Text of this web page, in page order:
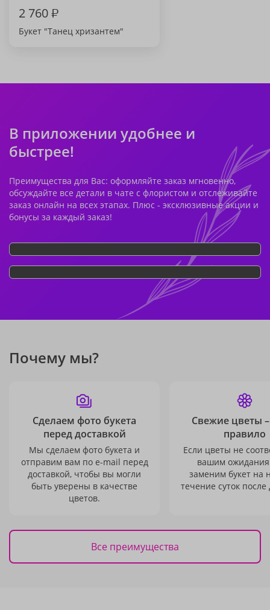
2 760₽
Букет "Танец хризантем"
В приложении удобнее и
быстрее!
Преимущества для Вас: оформляйте заказ мгновенно,
обсуждайте все детали в чате с флористом и отслеживайте
заказ онлайн на всех этапах. Плюс - эксклюзивные акции и
бонусы за каждый заказ!
Почему мы?
Сделаем фото букета
перед доставкой
Мы сделаем фото букета и
отправим вам по e-mail перед
доставкой, чтобы вы могли
быть уверены в качестве
цветов.
Свежие цветы
правило
Если цветы не
вашим
заменим букет на
течение суток после
Все преимущества